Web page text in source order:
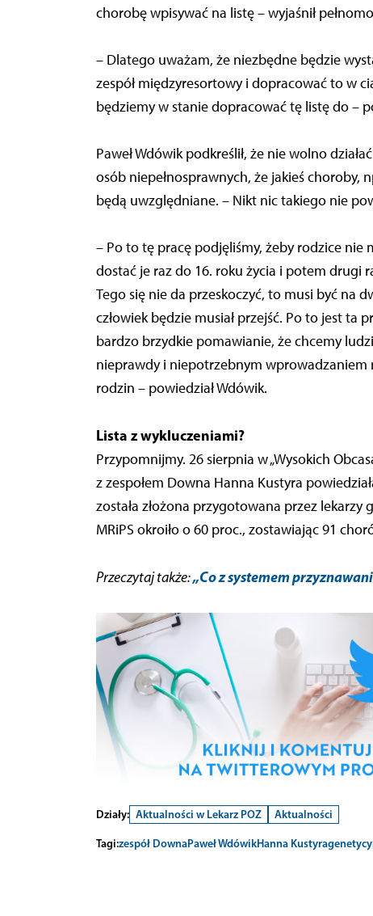
chorobę wpisywać na listę – wyjaśnił
– Dlatego uważam, że niezbędne będzie
zespół międzyresortowy i dopracować to w
będziemy w stanie dopracować tę listę do –
Paweł Wdówik podkreślił, że nie wolno
osób niepełnosprawnych, że jakieś choroby,
będą uwzględniane. – Nikt nic takiego nie
– Po to tę pracę podjęliśmy, żeby rodzice
dostać je raz do 16. roku życia i potem drugi
Tego się nie da przeskoczyć, to musi być na
człowiek będzie musiał przejść. Po to jest ta
bardzo brzydkie pomawianie, że chcemy
nieprawdy i niepotrzebnym wprowadzaniem
rodzin – powiedział Wdówik.
Lista z wykluczeniami?
Przypomnijmy. 26 sierpnia w „Wysokich
z zespołem Downa Hanna Kustyra
została złożona przygotowana przez
MRiPS okroiło o 60 proc., zostawiając 91
Przeczytaj także:„Co z systemem
Działy: Aktualności w Lekarz POZ
Aktualności
Tagi:zespół DownaPaweł WdówikHanna Kustyragenetycy